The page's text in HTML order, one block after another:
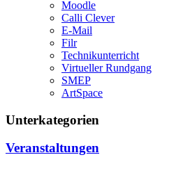
Moodle
Calli Clever
E-Mail
Filr
Technikunterricht
Virtueller Rundgang
SMEP
ArtSpace
Unterkategorien
Veranstaltungen